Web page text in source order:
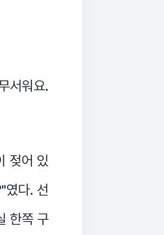
서워요.
젖어 있
였다. 선
한쪽 구